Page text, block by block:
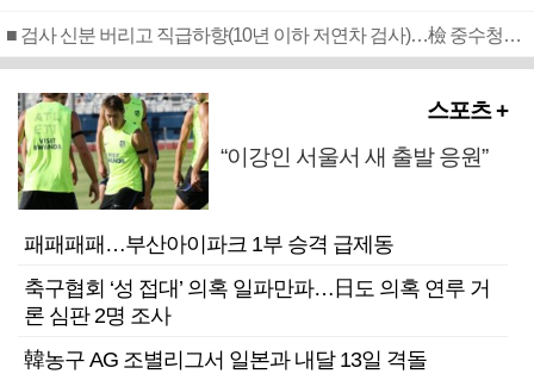
■ 검사 신분 버리고 직급하향(10년 이하 저연차 검사)…檢 중수청행 기피
스포츠 +
“이강인 서울서 새 출발 응원”
패패패패…부산아이파크 1부 승격 급제동
축구협회 ‘성 접대’ 의혹 일파만파…日도 의혹 연루 거
론 심판 2명 조사
韓농구 AG 조별리그서 일본과 내달 13일 격돌